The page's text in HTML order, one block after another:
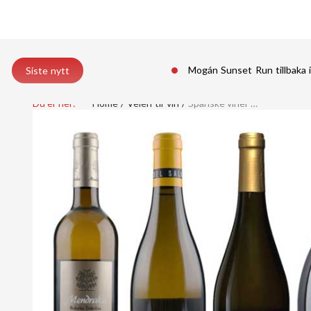
Siste nytt Mogán Sunset Run tillbaka
Du er her: Home Veien til vin Spanske viner …